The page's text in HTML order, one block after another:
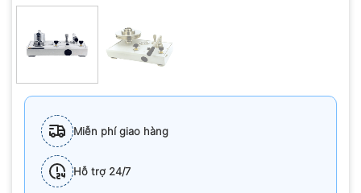
Miễn phí giao hàng
Hỗ trợ 24/7